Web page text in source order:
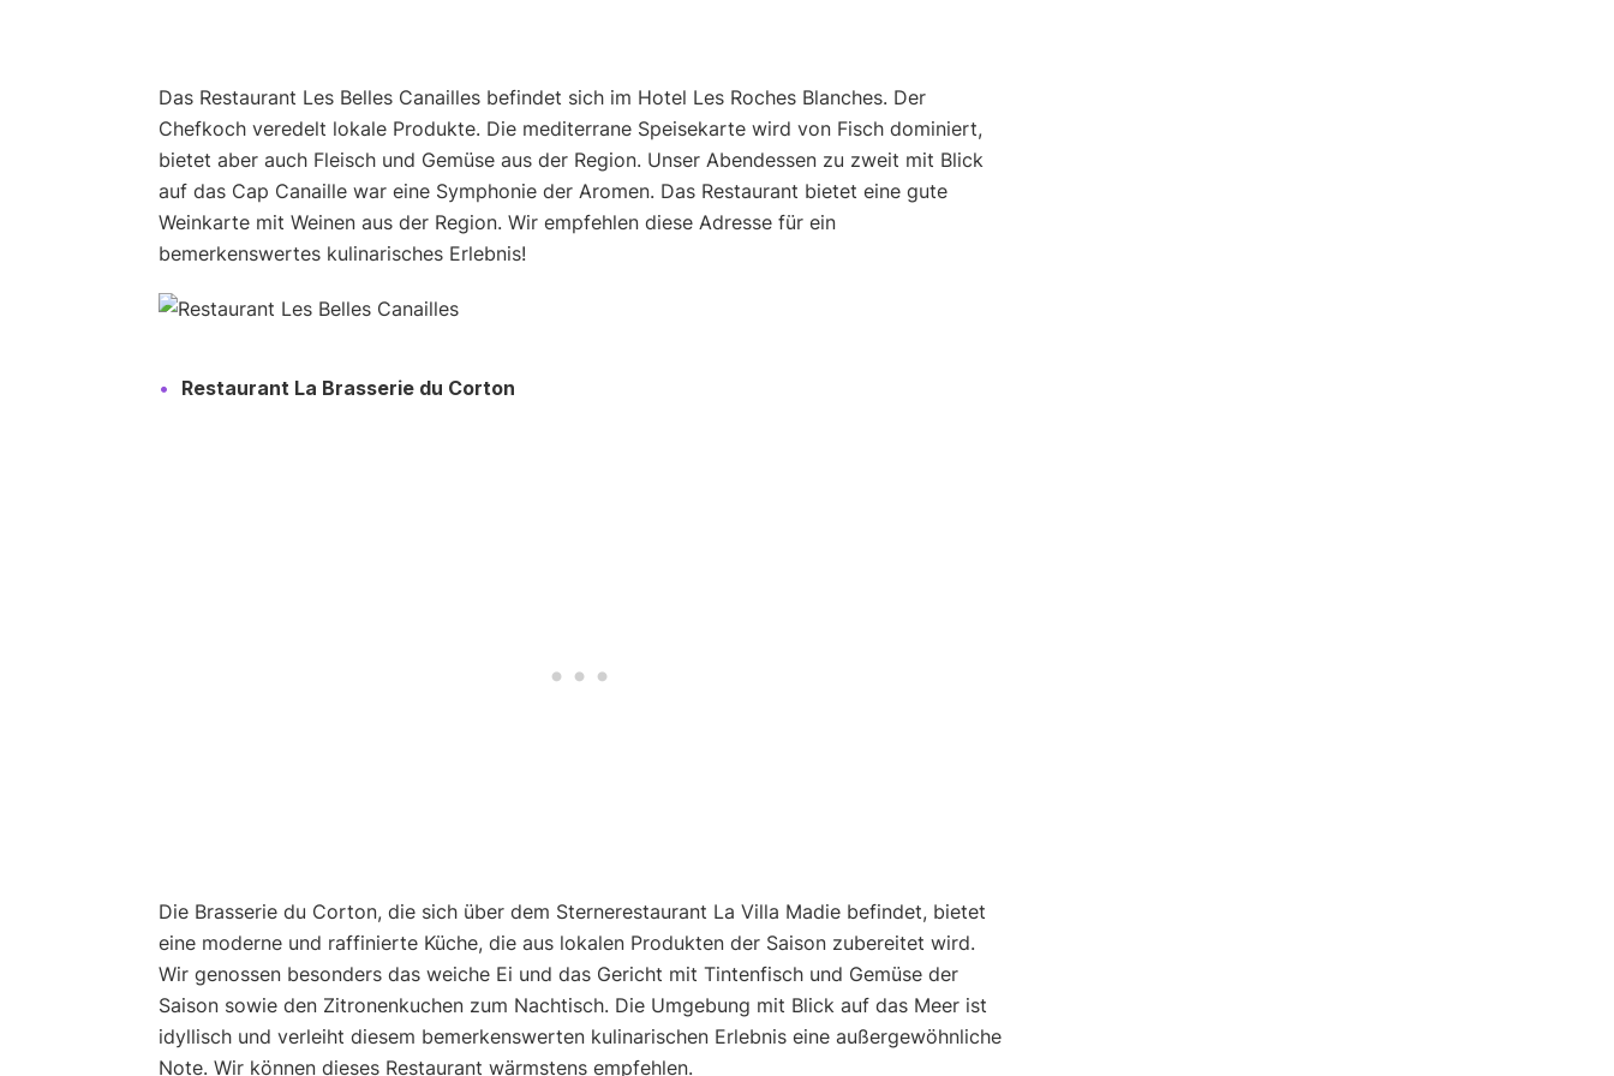
Das Restaurant Les Belles Canailles befindet sich im Hotel Les Roches Blanches. Der
Chefkoch veredelt lokale Produkte. Die mediterrane Speisekarte wird von Fisch dominiert,
bietet aber auch Fleisch und Gemüse aus der Region. Unser Abendessen zu zweit mit Blick
auf das Cap Canaille war eine Symphonie der Aromen. Das Restaurant bietet eine gute
Weinkarte mit Weinen aus der Region. Wir empfehlen diese Adresse für ein
bemerkenswertes kulinarisches Erlebnis!
Restaurant La Brasserie du Corton
Die Brasserie du Corton, die sich über dem Sternerestaurant La Villa Madie befindet, bietet
eine moderne und raffinierte Küche, die aus lokalen Produkten der Saison zubereitet wird.
Wir genossen besonders das weiche Ei und das Gericht mit Tintenfisch und Gemüse der
Saison sowie den Zitronenkuchen zum Nachtisch. Die Umgebung mit Blick auf das Meer ist
idyllisch und verleiht diesem bemerkenswerten kulinarischen Erlebnis eine außergewöhnliche
Note. Wir können dieses Restaurant wärmstens empfehlen.